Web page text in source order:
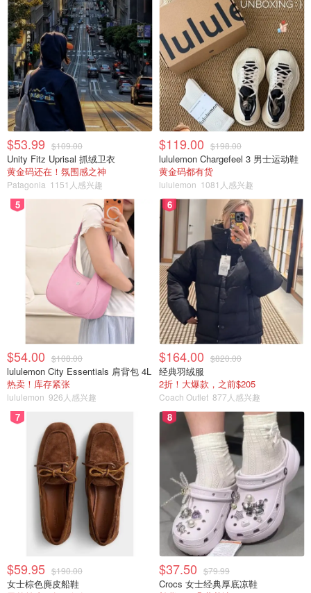
图片来自于@西贝官方声明，版权属于原作者
关于保质期，西贝也回应说会和供应商沟通，在保证安全和
库存的前提下，尽量缩短。接下来，他们还会持续整改，公
开透明，甚至明确表示要“彻底向胖东来学习”，并邀请大家
监督。
就在同一天，胖东来创始人于东来也发声了。他强调自己对
西贝是出于好意，认可西贝的优秀之处，希望社会能理性对
待，不要在改进过程中“毁掉一个企业”。他还说，相信西贝
会尽快改善食品安全上的担忧，让品牌发展得更有品质。
$53.99 $109.00
Unity Fitz Uprisal 抓绒卫衣
黄金码还在！氛围感之神
Patagonia 1151人感兴趣
$119.00 $198.00
lululemon Chargefeel 3 男士运动鞋
黄金码都有货
lululemon 1081人感兴趣
5
$54.00 $108.00
lululemon City Essentials 肩背包 4L
热卖！库存紧张
lululemon 926人感兴趣
6
$164.00 $820.00
经典羽绒服
2折！大爆款，之前$205
Coach Outlet 877人感兴趣
7
$59.95 $190.00
女士棕色麂皮船鞋
8
$37.50 $79.99
Crocs 女士经典厚底凉鞋